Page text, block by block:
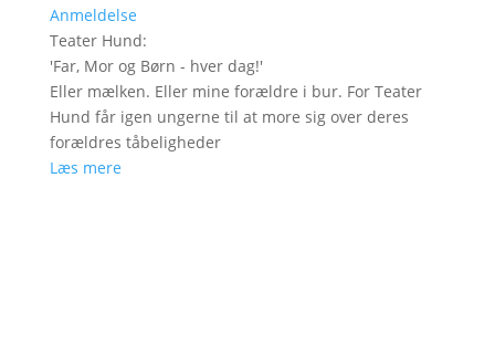
Anmeldelse
Teater Hund:
'Far, Mor og Børn - hver dag!'
Eller mælken. Eller mine forældre i bur. For Teater
Hund får igen ungerne til at more sig over deres
forældres tåbeligheder
Læs mere